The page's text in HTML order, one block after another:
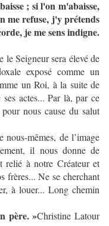
; si l'on m'abaisse,
me refuse, j'y prétends
je me sens indigne.
le Seigneur sera élevé de
exposé comme un
un Roi, à la suite de
actes... Par là, par ce
nous cause du salut
mêmes, de l’image
il nous donne de
relié à notre Créateur et
frères... Ne se cherchant
à louer... Long chemin
père. »Christine Latour